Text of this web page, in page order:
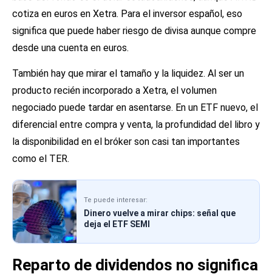
cotiza en euros en Xetra. Para el inversor español, eso
significa que puede haber riesgo de divisa aunque compre
desde una cuenta en euros.
También hay que mirar el tamaño y la liquidez. Al ser un
producto recién incorporado a Xetra, el volumen
negociado puede tardar en asentarse. En un ETF nuevo, el
diferencial entre compra y venta, la profundidad del libro y
la disponibilidad en el bróker son casi tan importantes
como el TER.
Te puede interesar:
Dinero vuelve a mirar chips: señal que
deja el ETF SEMI
Reparto de dividendos no significa